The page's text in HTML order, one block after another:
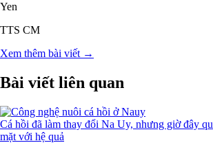
Yen
TTS CM
Xem thêm bài viết →
Bài viết liên quan
Cá hồi đã làm thay đổi Na Uy, nhưng giờ đây
mặt với hệ quả